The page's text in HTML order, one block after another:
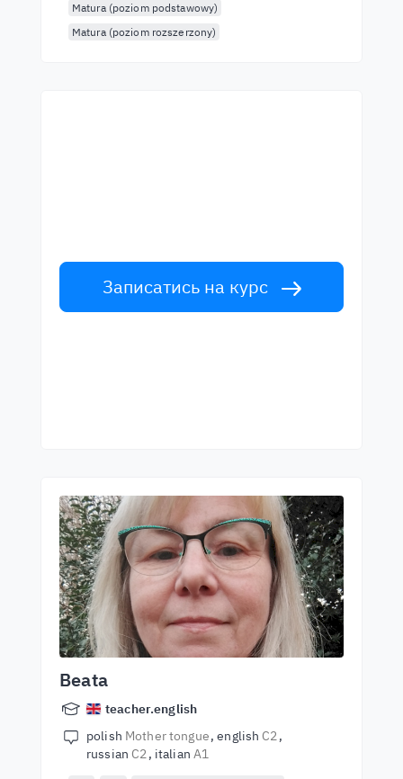
Matura (poziom podstawowy)
Matura (poziom rozszerzony)
Записатись на курс
Beata
teacher.english
polish Mother tongue english C2
russian C2 italian A1